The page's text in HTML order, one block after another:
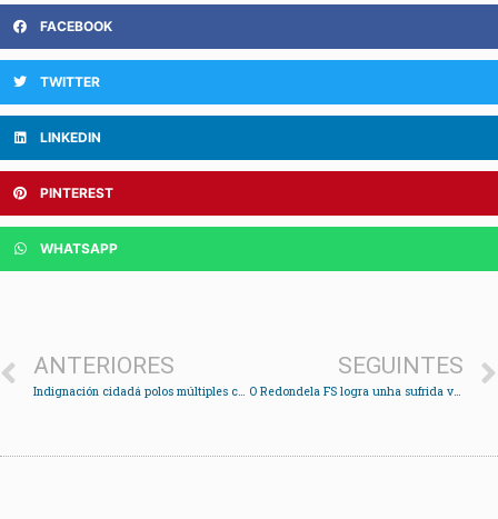
FACEBOOK
TWITTER
LINKEDIN
PINTEREST
WHATSAPP
ANTERIORES
Indignación cidadá polos múltiples casos de corrupción
SEGUINTES
O Redondela FS logra unha sufrida vitoria ante o Tui Futsal